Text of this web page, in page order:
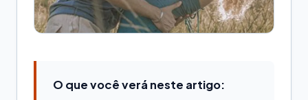
O que você verá neste artigo: